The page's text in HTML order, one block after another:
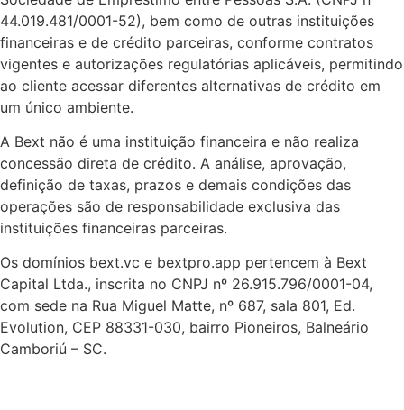
44.019.481/0001-52), bem como de outras instituições
financeiras e de crédito parceiras, conforme contratos
vigentes e autorizações regulatórias aplicáveis, permitindo
ao cliente acessar diferentes alternativas de crédito em
um único ambiente.
A Bext não é uma instituição financeira e não realiza
concessão direta de crédito. A análise, aprovação,
definição de taxas, prazos e demais condições das
operações são de responsabilidade exclusiva das
instituições financeiras parceiras.
Os domínios bext.vc e bextpro.app pertencem à Bext
Capital Ltda., inscrita no CNPJ nº 26.915.796/0001-04,
com sede na Rua Miguel Matte, nº 687, sala 801, Ed.
Evolution, CEP 88331-030, bairro Pioneiros, Balneário
Camboriú – SC.